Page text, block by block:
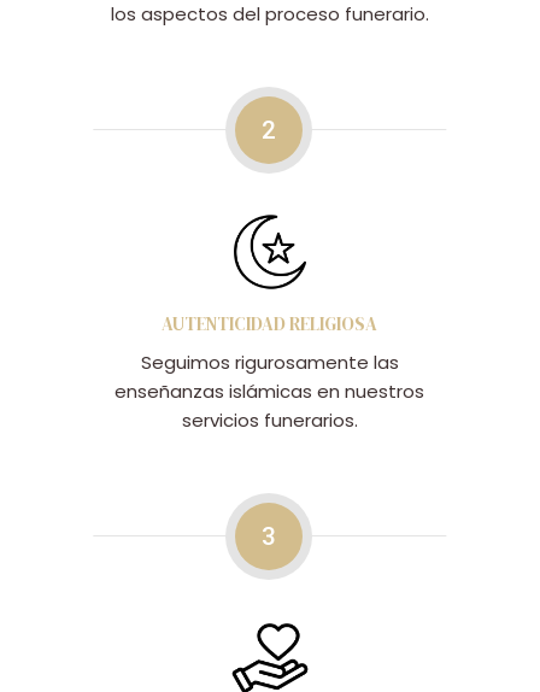
los aspectos del proceso funerario.
2
AUTENTICIDAD RELIGIOSA
Seguimos rigurosamente las
enseñanzas islámicas en nuestros
servicios funerarios.
3